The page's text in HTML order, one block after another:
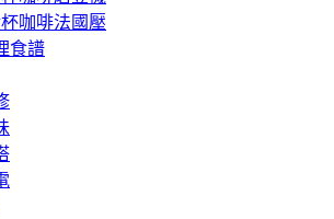
咖啡法國壓
食譜